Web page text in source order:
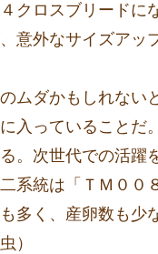
クロスブリードに
意外なサイズアッ
ムダかもしれない
入っていることだ
。次世代での活躍
系統は「ＴＭ００
多く、産卵数も
）